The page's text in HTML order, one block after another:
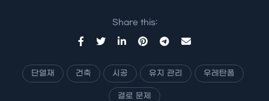
Share this:
단열재 건축 시공 유지 관리 우레탄폼
결로 문제